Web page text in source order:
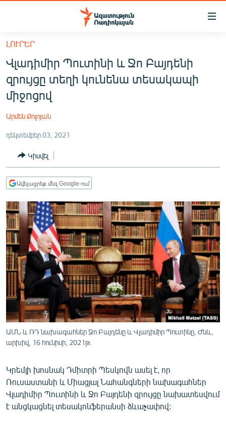
Մատչելիության
հիմնական
բովանդակությանը
հիմնական
մենյուին
ՀԱՅԱՍՏԱՆ
ՔԱՂԱՔԱԿԱՆ
ՏՆՏԵՍՈՒԹՅՈՒՆ
ՂԱՐԱԲԱՂ
ՏԱՐԱԾԱՇՐՋԱՆ
ՄԻՋԱԶԳԱՅԻՆ
ՄՇԱԿՈՒՅԹ
ՍՊՈՐՏ
ՄԵԿՆԱԲԱՆՈՒԹՅՈՒՆ
ՏՏ ԵՒ ԻՆՏԵՐՆԵՏ
ԱՐԽԻՎ
ԲԱՆԱՎԵՃ
ՁԳՏԵԼՈՎ ԼԱՎԱԳՈՒՅՆԻՆ
ԼՈՒՐԵՐ
Վլադիմիր Պուտինի և Ջո Բայդենի
զրույցը տեղի կունենա տեսակապի
միջոցով
Արմեն Քոլոյան
դեկտեմբեր 03, 2021
Կիսվել
Ավելացրեք մեզ Google-ում
ԱՄՆ և ՌԴ նախագահներ Ջո Բայդենը և Վլադիմիր Պուտինը, Ժնև,
արխիվ, 16 հունիսի, 2021թ.
Կրեմլի խոսնակ Դմիտրի Պեսկովն ասել է, որ
Ռուսաստանի և Միացյալ Նահանգների նախագահներ
Վլադիմիր Պուտինի և Ջո Բայդենի զրույցը նախատեսվում
է անցկացնել տեսակոնֆերանսի ձևաչափով: